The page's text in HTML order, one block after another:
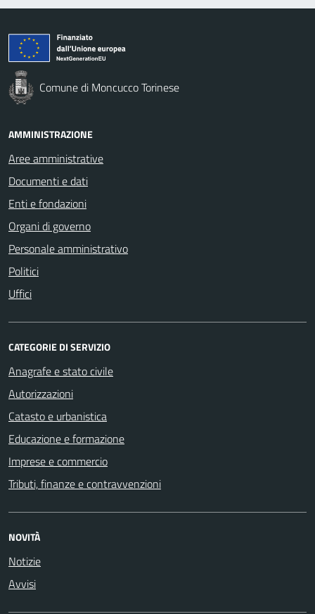
Comune di Moncucco Torinese
AMMINISTRAZIONE
Aree amministrative
Documenti e dati
Enti e fondazioni
Organi di governo
Personale amministrativo
Politici
Uffici
CATEGORIE DI SERVIZIO
Anagrafe e stato civile
Autorizzazioni
Catasto e urbanistica
Educazione e formazione
Imprese e commercio
Tributi, finanze e contravvenzioni
NOVITÀ
Notizie
Avvisi